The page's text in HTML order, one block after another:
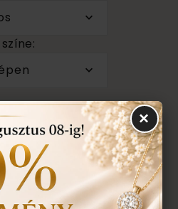
színe:
a Budapest VII. kerület,
üzletünkben történik.
×